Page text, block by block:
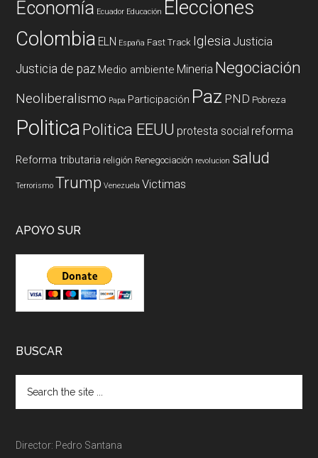
Economía Ecuador Educación Elecciones
Colombia ELN España Fast Track Iglesia Justicia
Justicia de paz Medio ambiente Mineria Negociación
Neoliberalismo Papa Participación Paz PND Pobreza
PoliticaPolitica EEUU protesta social reforma
Reforma tributaria religión Renegociación revolucion salud
Terrorismo Trump Venezuela Victimas
APOYO SUR
BUSCAR
Director: Pedro Santana